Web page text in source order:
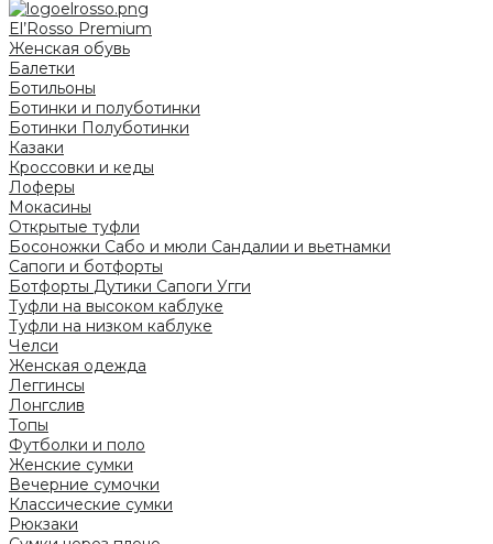
El’Rosso Premium
Женская обувь
Балетки
Ботильоны
Ботинки и полуботинки
Ботинки Полуботинки
Казаки
Кроссовки и кеды
Лоферы
Мокасины
Открытые туфли
Босоножки Сабо и мюли Сандалии и вьетнамки
Сапоги и ботфорты
Ботфорты Дутики Сапоги Угги
Туфли на высоком каблуке
Туфли на низком каблуке
Челси
Женская одежда
Леггинсы
Лонгслив
Топы
Футболки и поло
Женские сумки
Вечерние сумочки
Классические сумки
Рюкзаки